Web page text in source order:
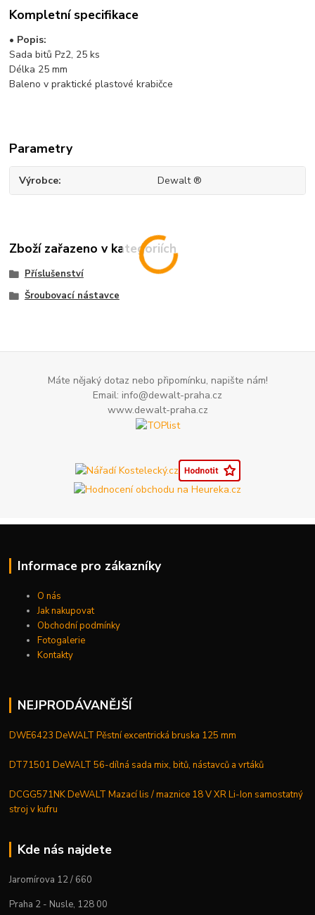
Kompletní specifikace
• Popis:
Sada bitů Pz2, 25 ks
Délka 25 mm
Baleno v praktické plastové krabičce
Parametry
Výrobce Dewalt ®
Zboží zařazeno v kategoriích
Příslušenství
Šroubovací nástavce
Máte nějaký dotaz nebo připomínku, napište nám!
Email: info@dewalt-praha.cz
www.dewalt-praha.cz
Informace pro zákazníky
O nás
Jak nakupovat
Obchodní podmínky
Fotogalerie
Kontakty
NEJPRODÁVANĚJŠÍ
DWE6423 DeWALT Pěstní excentrická bruska 125 mm
DT71501 DeWALT 56-dílná sada mix, bitů, nástavců a vrtáků
DCGG571NK DeWALT Mazací lis / maznice 18 V XR Li-Ion samostatný
stroj v kufru
Kde nás najdete
Jaromírova 12 / 660
Praha 2 - Nusle, 128 00